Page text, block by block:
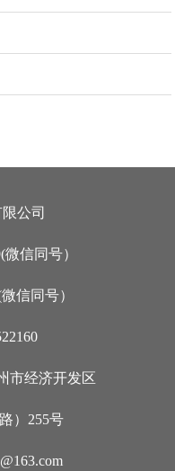
公司
信同号）
信同号）
市经济开发区
）255号